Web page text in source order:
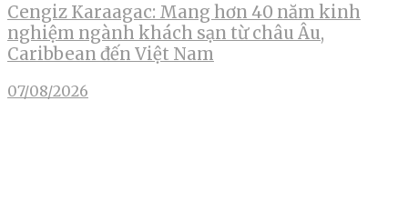
Cengiz Karaagac: Mang hơn 40 năm kinh
nghiệm ngành khách sạn từ châu Âu,
Caribbean đến Việt Nam
07/08/2026